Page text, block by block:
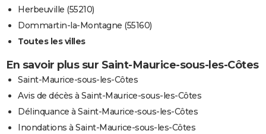
Herbeuville (55210)
Dommartin-la-Montagne (55160)
Toutes les villes
En savoir plus sur Saint-Maurice-sous-les-Côtes
Saint-Maurice-sous-les-Côtes
Avis de décès à Saint-Maurice-sous-les-Côtes
Délinquance à Saint-Maurice-sous-les-Côtes
Inondations à Saint-Maurice-sous-les-Côtes